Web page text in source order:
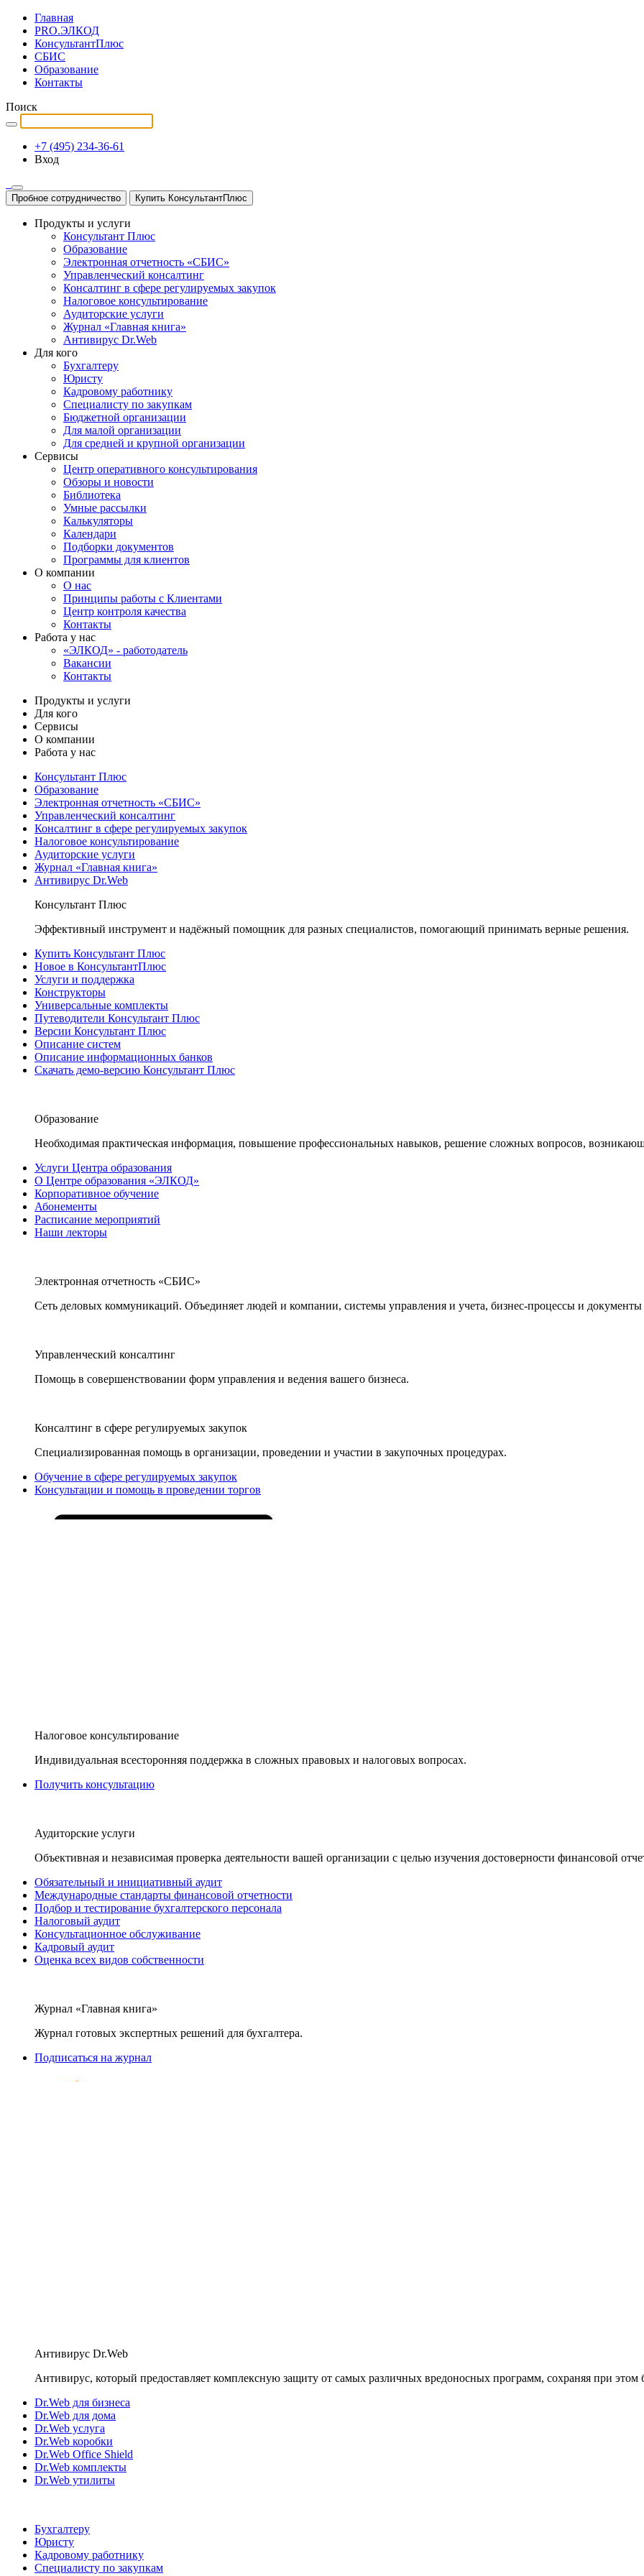
Главная
PRO.ЭЛКОД
КонсультантПлюс
СБИС
Образование
Контакты
Поиск
+7 (495) 234-36-61
Вход
Пробное сотрудничество Купить КонсультантПлюс
Продукты и услуги
Консультант Плюс
Образование
Электронная отчетность «СБИС»
Управленческий консалтинг
Консалтинг в сфере регулируемых закупок
Налоговое консультирование
Аудиторские услуги
Журнал «Главная книга»
Антивирус Dr.Web
Для кого
Бухгалтеру
Юристу
Кадровому работнику
Специалисту по закупкам
Бюджетной организации
Для малой организации
Для средней и крупной организации
Сервисы
Центр оперативного консультирования
Обзоры и новости
Библиотека
Умные рассылки
Калькуляторы
Календари
Подборки документов
Программы для клиентов
О компании
О нас
Принципы работы с Клиентами
Центр контроля качества
Контакты
Работа у нас
«ЭЛКОД» - работодатель
Вакансии
Контакты
Продукты и услуги
Для кого
Сервисы
О компании
Работа у нас
Консультант Плюс
Образование
Электронная отчетность «СБИС»
Управленческий консалтинг
Консалтинг в сфере регулируемых закупок
Налоговое консультирование
Аудиторские услуги
Журнал «Главная книга»
Антивирус Dr.Web
Консультант Плюс
Эффективный инструмент и надёжный помощник для разных специалистов, помогающий принимать верные решения.
Купить Консультант Плюс
Новое в КонсультантПлюс
Услуги и поддержка
Конструкторы
Универсальные комплекты
Путеводители Консультант Плюс
Версии Консультант Плюс
Описание систем
Описание информационных банков
Скачать демо-версию Консультант Плюс
Образование
Необходимая практическая информация, повышение профессиональных навыков, решение сложных вопросов,
Услуги Центра образования
О Центре образования «ЭЛКОД»
Корпоративное обучение
Абонементы
Расписание мероприятий
Наши лекторы
Электронная отчетность «СБИС»
Сеть деловых коммуникаций. Объединяет людей и компании, системы управления и учета, бизнес-процессы и документы
Управленческий консалтинг
Помощь в совершенствовании форм управления и ведения вашего бизнеса.
Консалтинг в сфере регулируемых закупок
Специализированная помощь в организации, проведении и участии в закупочных процедурах.
Обучение в сфере регулируемых закупок
Консультации и помощь в проведении торгов
Налоговое консультирование
Индивидуальная всесторонняя поддержка в сложных правовых и налоговых вопросах.
Получить консультацию
Аудиторские услуги
Объективная и независимая проверка деятельности вашей организации с целью изучения достоверности финансовой
Обязательный и инициативный аудит
Международные стандарты финансовой отчетности
Подбор и тестирование бухгалтерского персонала
Налоговый аудит
Консультационное обслуживание
Кадровый аудит
Оценка всех видов собственности
Журнал «Главная книга»
Журнал готовых экспертных решений для бухгалтера.
Подписаться на журнал
Антивирус Dr.Web
Антивирус, который предоставляет комплексную защиту от самых различных вредоносных программ, сохраняя при этом
Dr.Web для бизнеса
Dr.Web для дома
Dr.Web услуга
Dr.Web коробки
Dr.Web Office Shield
Dr.Web комплекты
Dr.Web утилиты
Бухгалтеру
Юристу
Кадровому работнику
Специалисту по закупкам